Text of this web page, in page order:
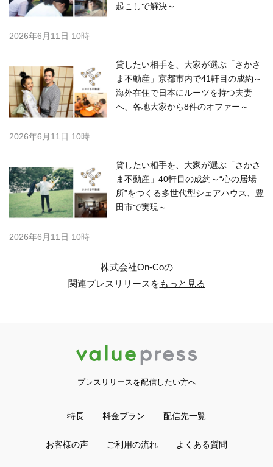
起こしで解決～
2026年6月11日 10時
貸したい相手を、大家が選ぶ「さかさ
ま不動産」京都市内で41軒目の成約～
海外在住で日本にルーツを持つ夫妻
へ、各地大家から8件のオファー～
2026年6月11日 10時
貸したい相手を、大家が選ぶ「さかさ
ま不動産」40軒目の成約～“心の居場
所”をつくる多世代型シェアハウス、豊
田市で実現～
2026年6月11日 10時
株式会社On-Coの
関連プレスリリースをもっと見る
プレスリリースを配信したい方へ
特長 料金プラン 配信先一覧
お客様の声 ご利用の流れ よくある質問